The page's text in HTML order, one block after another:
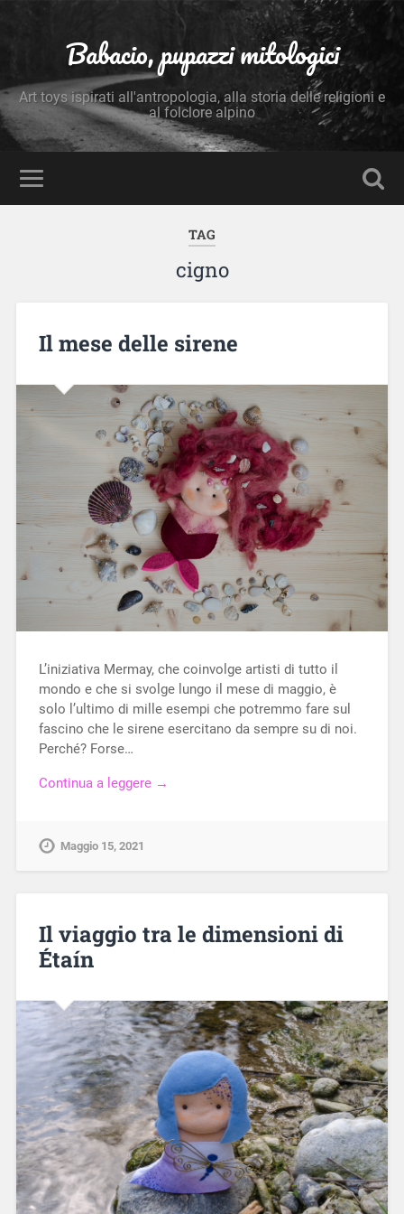
Babacio, pupazzi mitologici
Art toys ispirati all'antropologia, alla storia delle religioni e
al folclore alpino
TAG
cigno
Il mese delle sirene
L’iniziativa Mermay, che coinvolge artisti di tutto il
mondo e che si svolge lungo il mese di maggio, è
solo l’ultimo di mille esempi che potremmo fare sul
fascino che le sirene esercitano da sempre su di noi.
Perché? Forse…
Continua a leggere →
Maggio 15, 2021
Il viaggio tra le dimensioni di
Étaín